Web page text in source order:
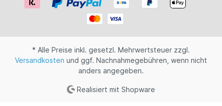
* Alle Preise inkl. gesetzl. Mehrwertsteuer zzgl.
Versandkosten und ggf. Nachnahmegebühren, wenn nicht
anders angegeben.
Realisiert mit Shopware